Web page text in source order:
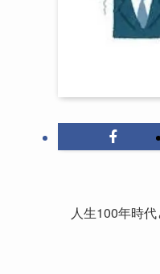
人生100年時